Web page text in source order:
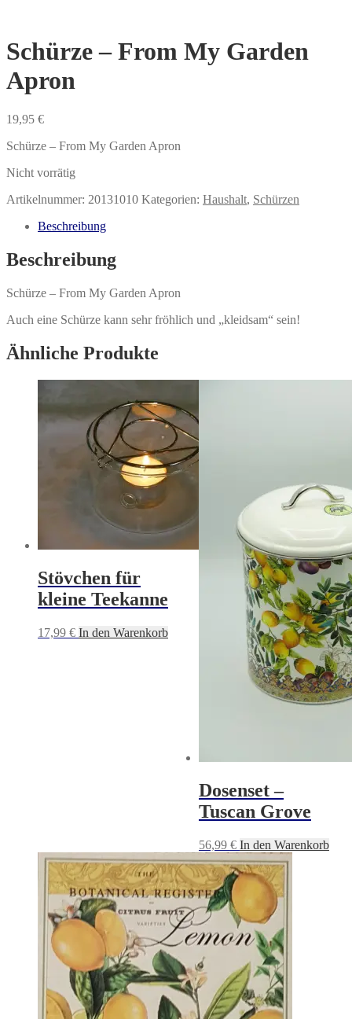
Schürze – From My Garden
Apron
19,95 €
Schürze – From My Garden Apron
Nicht vorrätig
Artikelnummer: 20131010 Kategorien: Haushalt, Schürzen
Beschreibung
Beschreibung
Schürze – From My Garden Apron
Auch eine Schürze kann sehr fröhlich und „kleidsam“ sein!
Ähnliche Produkte
Stövchen für
kleine Teekanne
17,99 € In den Warenkorb
Dosenset –
Tuscan Grove
56,99 € In den Warenkorb